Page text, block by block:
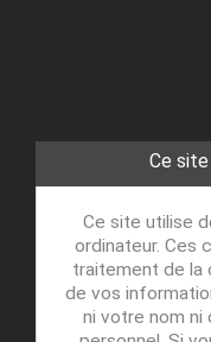
Ce
Ce site utilise
ordinateur. Ces
traitement de la
de vos
ni votre nom ni